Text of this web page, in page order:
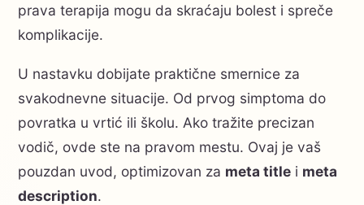
prava terapija mogu da skraćaju bolest i spreče
komplikacije.
U nastavku dobijate praktične smernice za
svakodnevne situacije. Od prvog simptoma do
povratka u vrtić ili školu. Ako tražite precizan
vodič, ovde ste na pravom mestu. Ovaj je vaš
pouzdan uvod, optimizovan za meta title i meta
description.